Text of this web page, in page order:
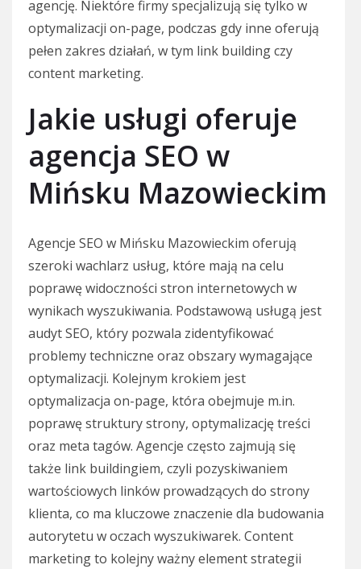
agencję. Niektóre firmy specjalizują się tylko w
optymalizacji on-page, podczas gdy inne oferują
pełen zakres działań, w tym link building czy
content marketing.
Jakie usługi oferuje
agencja SEO w
Mińsku Mazowieckim
Agencje SEO w Mińsku Mazowieckim oferują
szeroki wachlarz usług, które mają na celu
poprawę widoczności stron internetowych w
wynikach wyszukiwania. Podstawową usługą jest
audyt SEO, który pozwala zidentyfikować
problemy techniczne oraz obszary wymagające
optymalizacji. Kolejnym krokiem jest
optymalizacja on-page, która obejmuje m.in.
poprawę struktury strony, optymalizację treści
oraz meta tagów. Agencje często zajmują się
także link buildingiem, czyli pozyskiwaniem
wartościowych linków prowadzących do strony
klienta, co ma kluczowe znaczenie dla budowania
autorytetu w oczach wyszukiwarek. Content
marketing to kolejny ważny element strategii